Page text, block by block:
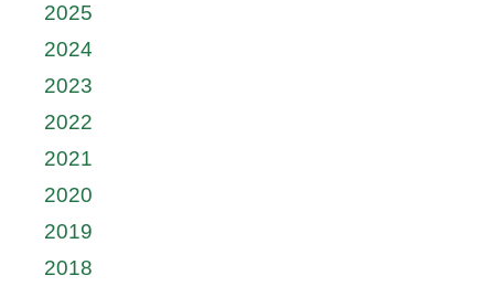
2025
2024
2023
2022
2021
2020
2019
2018